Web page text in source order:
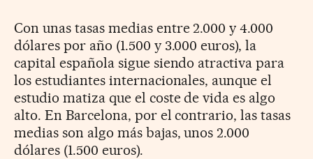
Con unas tasas medias entre 2.000 y 4.000
dólares por año (1.500 y 3.000 euros), la
capital española sigue siendo atractiva para
los estudiantes internacionales, aunque el
estudio matiza que el coste de vida es algo
alto. En Barcelona, por el contrario, las tasas
medias son algo más bajas, unos 2.000
dólares (1.500 euros).